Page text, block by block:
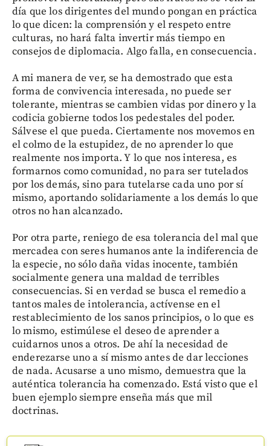
día que los dirigentes del mundo pongan en práctica
lo que dicen: la comprensión y el respeto entre
culturas, no hará falta invertir más tiempo en
consejos de diplomacia. Algo falla, en consecuencia.
A mi manera de ver, se ha demostrado que esta
forma de convivencia interesada, no puede ser
tolerante, mientras se cambien vidas por dinero y la
codicia gobierne todos los pedestales del poder.
Sálvese el que pueda. Ciertamente nos movemos en
el colmo de la estupidez, de no aprender lo que
realmente nos importa. Y lo que nos interesa, es
formarnos como comunidad, no para ser tutelados
por los demás, sino para tutelarse cada uno por sí
mismo, aportando solidariamente a los demás lo que
otros no han alcanzado.
Por otra parte, reniego de esa tolerancia del mal que
mercadea con seres humanos ante la indiferencia de
la especie, no sólo daña vidas inocente, también
socialmente genera una maldad de terribles
consecuencias. Si en verdad se busca el remedio a
tantos males de intolerancia, actívense en el
restablecimiento de los sanos principios, o lo que es
lo mismo, estimúlese el deseo de aprender a
cuidarnos unos a otros. De ahí la necesidad de
enderezarse uno a sí mismo antes de dar lecciones
de nada. Acusarse a uno mismo, demuestra que la
auténtica tolerancia ha comenzado. Está visto que el
buen ejemplo siempre enseña más que mil
doctrinas.